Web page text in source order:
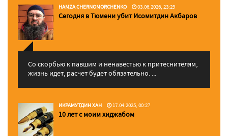
HAMZA CHERNOMORCHENKO 03.06.2026, 23:29
Сегодня в Тюмени убит Исомитдин Акбаров
Со скорбью к павшим и ненавестью к притеснителям,
жизнь идет, расчет будет обязательно. ...
ИКРАМУТДИН ХАН 17.04.2025, 00:27
10 лет с моим хиджабом